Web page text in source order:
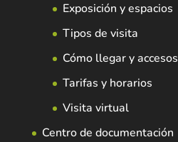
Exposición y espacios
Tipos de visita
Cómo llegar y accesos
Tarifas y horarios
Visita virtual
Centro de documentación